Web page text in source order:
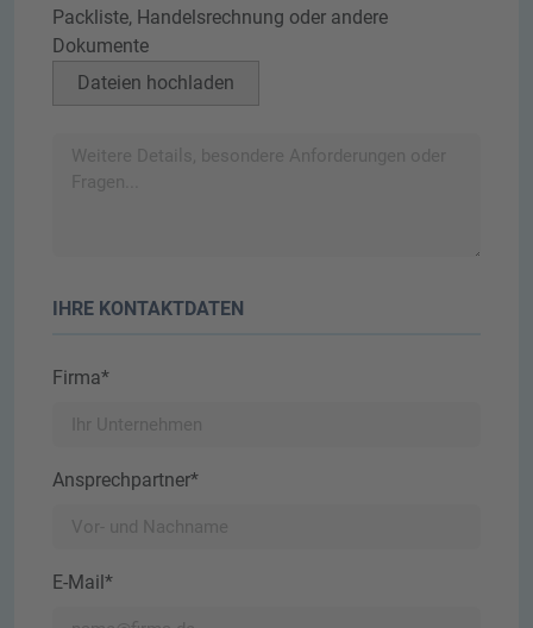
Packliste, Handelsrechnung oder andere
Dokumente
Dateien hochladen
IHRE KONTAKTDATEN
Firma*
Ansprechpartner*
E-Mail*